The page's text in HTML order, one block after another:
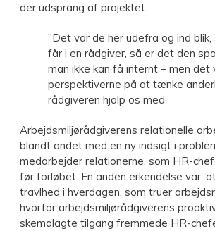
der udsprang af projektet.
”Det var de her udefra og ind blik,
får i en rådgiver, så er det den
man ikke kan få internt – men det
perspektiverne på at tænke
rådgiveren hjalp os med”
Arbejdsmiljørådgiverens relationelle
blandt andet med en ny indsigt i
medarbejder relationerne, som HR-
før forløbet. En anden erkendelse var,
travlhed i hverdagen, som truer
hvorfor arbejdsmiljørådgiverens
skemalagte tilgang fremmede HR-